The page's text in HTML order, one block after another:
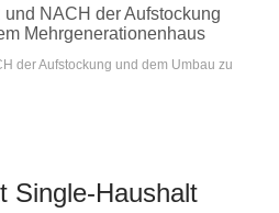
der Aufstockung und dem Umbau zu
Single-Haushalt